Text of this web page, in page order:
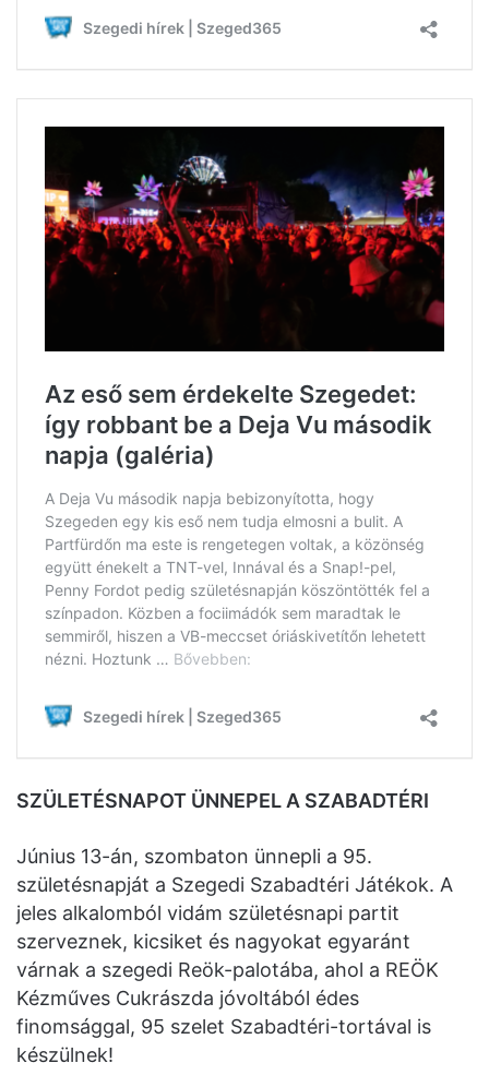
SZÜLETÉSNAPOT ÜNNEPEL A SZABADTÉRI
Június 13-án, szombaton ünnepli a 95.
születésnapját a Szegedi Szabadtéri Játékok. A
jeles alkalomból vidám születésnapi partit
szerveznek, kicsiket és nagyokat egyaránt
várnak a szegedi Reök-palotába, ahol a REÖK
Kézműves Cukrászda jóvoltából édes
finomsággal, 95 szelet Szabadtéri-tortával is
készülnek!